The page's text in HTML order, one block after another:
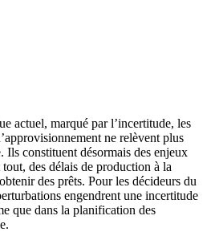
actuel, marqué par l’incertitude, les
ne relèvent plus
Ils constituent désormais des enjeux
des délais de production à la
des prêts. Pour les décideurs du
engendrent une incertitude
que dans la planification des